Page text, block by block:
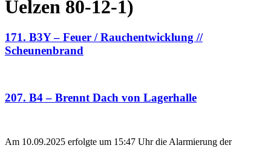
Uelzen 80-12-1)
171. B3Y – Feuer / Rauchentwicklung //
Scheunenbrand
207. B4 – Brennt Dach von Lagerhalle
Am 10.09.2025 erfolgte um 15:47 Uhr die Alarmierung der